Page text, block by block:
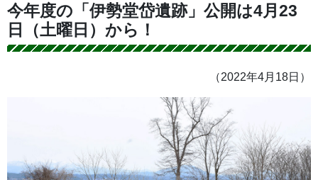
今年度の「伊勢堂岱遺跡」公開は4月23
日（土曜日）から！
（2022年4月18日）